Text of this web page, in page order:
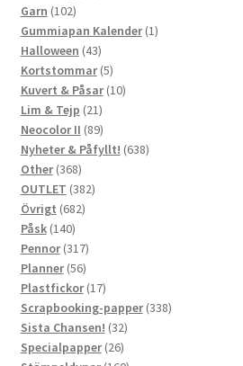
Garn 102102
produkter
Gummiapan Kalender 11
Halloween 4343
produkter
Kortstommar 55
produkter
Kuvert & Påsar 1010
Lim & Tejp 2121
produkter
Neocolor II 8989
produkter
Nyheter & Påfyllt! 638638
Other 368368
produkter
OUTLET 382382
Övrigt 682682
Påsk 140140
produkter
Pennor 317317
produkter
Planner 5656
produkter
Plastfickor 1717
produkter
Scrapbooking-papper 338338
Sista Chansen! 3232
produkter
Specialpapper 2626